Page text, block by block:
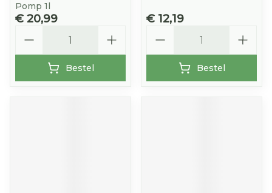
Pomp 1l
€ 20,99
Bestel
€ 12,19
Bestel